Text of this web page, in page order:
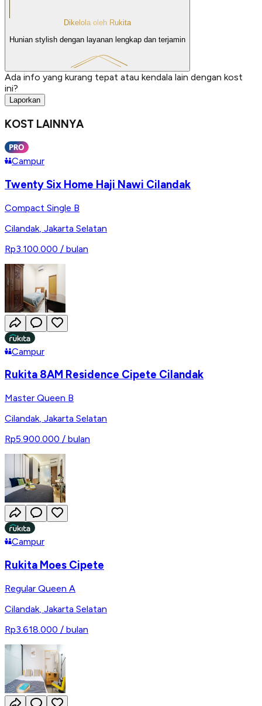
Dikelola oleh Rukita
Hunian stylish dengan layanan lengkap dan terjamin
Ada info yang kurang tepat atau kendala lain dengan kost
ini?
Laporkan
KOST LAINNYA
Campur
Twenty Six Home Haji Nawi Cilandak
Compact Single B
Cilandak Jakarta Selatan
Rp3.100.000 / bulan
Campur
Rukita 8AM Residence Cipete Cilandak
Master Queen B
Cilandak, Jakarta Selatan
Rp5.900.000 / bulan
Campur
Rukita Moes Cipete
Regular Queen A
Cilandak Jakarta Selatan
Rp3.618.000 / bulan